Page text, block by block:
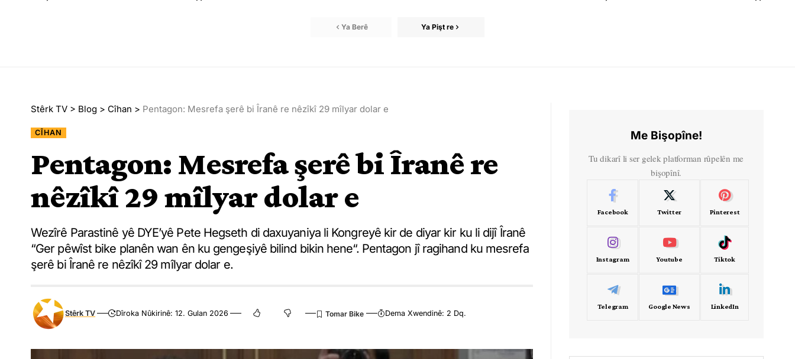
Ya Berê Ya Pişt re
Stêrk TV > Blog > Cîhan > Pentagon: Mesrefa şerê bi Îranê re nêzîkî 29 mîlyar dolar e
CÎHAN
Pentagon: Mesrefa şerê bi Îranê re
nêzîkî 29 mîlyar dolar e
Wezîrê Parastinê yê DYE’yê Pete Hegseth di daxuyaniya li Kongreyê kir de diyar kir ku li dijî Îranê
“Ger pêwîst bike planên wan ên ku gengeşiyê bilind bikin hene“. Pentagon jî ragihand ku mesrefa
şerê bi Îranê re nêzîkî 29 mîlyar dolar e.
Stêrk TV Dîroka Nûkirinê: 12. Gulan 2026 Dema Xwendinê: 2 Dq.
Me Bişopîne!
Tu dikarî li ser gelek platforman rûpelên me
bişopînî.
Facebook Twitter Pinterest
Instagram Youtube Tiktok
Telegram Google News LinkedIn